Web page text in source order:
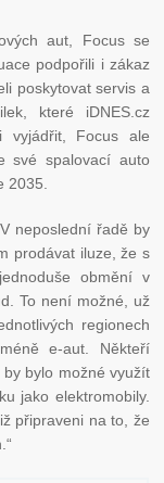
aut, Focus se
podpořili i zákaz
poskytovat servis a
které iDNES.cz
vyjádřit, Focus ale
své spalovací auto
2035.
neposlední řadě by
prodávat iluze, že s
obmění v
To není možné, už
regionech
e-aut. Někteří
bylo možné využít
jako elektromobily.
připraveni na to, že